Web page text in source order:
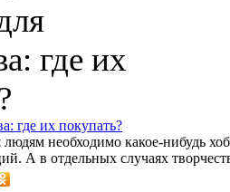
где их покупать?
необходимо какое-нибудь
А в отдельных случаях